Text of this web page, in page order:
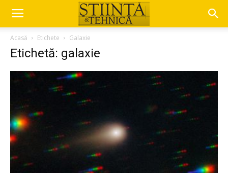
Acasă Etichete Galaxie
Etichetă: galaxie